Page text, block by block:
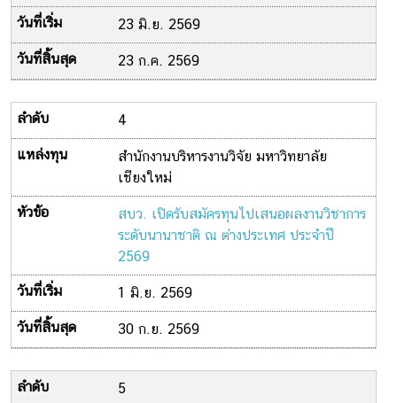
23 มิ.ย. 2569
23 ก.ค. 2569
4
สำนักงานบริหารงานวิจัย มหาวิทยาลัย
เชียงใหม่
สบว. เปิดรับสมัครทุนไปเสนอผลงานวิชาการ
ระดับนานาชาติ ณ ต่างประเทศ ประจำปี
2569
1 มิ.ย. 2569
30 ก.ย. 2569
5